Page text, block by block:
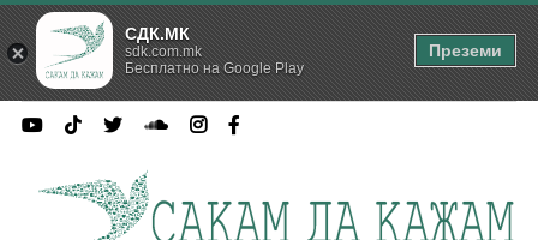
СДК.МК
sdk.com.mk
Бесплатно на Google Play
Преземи